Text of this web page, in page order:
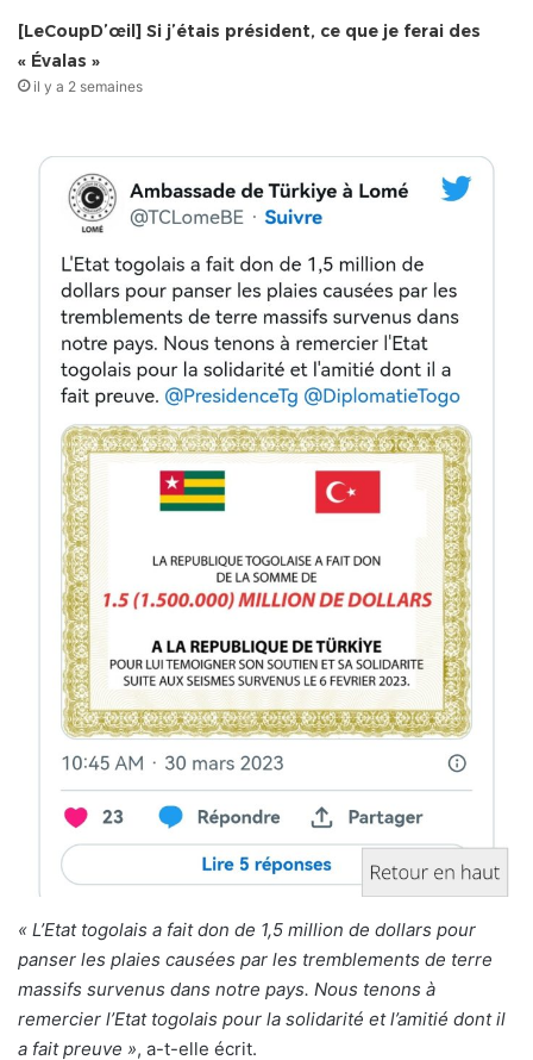
[LeCoupD’œil] Si j’étais président, ce que je ferai des
« Évalas »
il y a 2 semaines
« L’Etat togolais a fait don de 1,5 million de dollars pour
panser les plaies causées par les tremblements de terre
massifs survenus dans notre pays. Nous tenons à
remercier l’Etat togolais pour la solidarité et l’amitié dont il
a fait preuve », a-t-elle écrit.